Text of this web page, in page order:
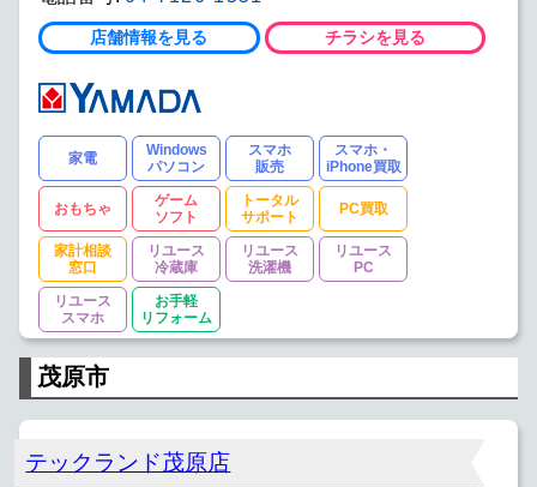
店舗情報を見る チラシを見る
家電
Windows
パソコン
スマホ
販売
スマホ・
iPhone買取
おもちゃ
ゲーム
ソフト
トータル
サポート
PC買取
家計相談
窓口
リユース
冷蔵庫
リユース
洗濯機
リユース
PC
リユース
スマホ
お手軽
リフォーム
茂原市
テックランド茂原店